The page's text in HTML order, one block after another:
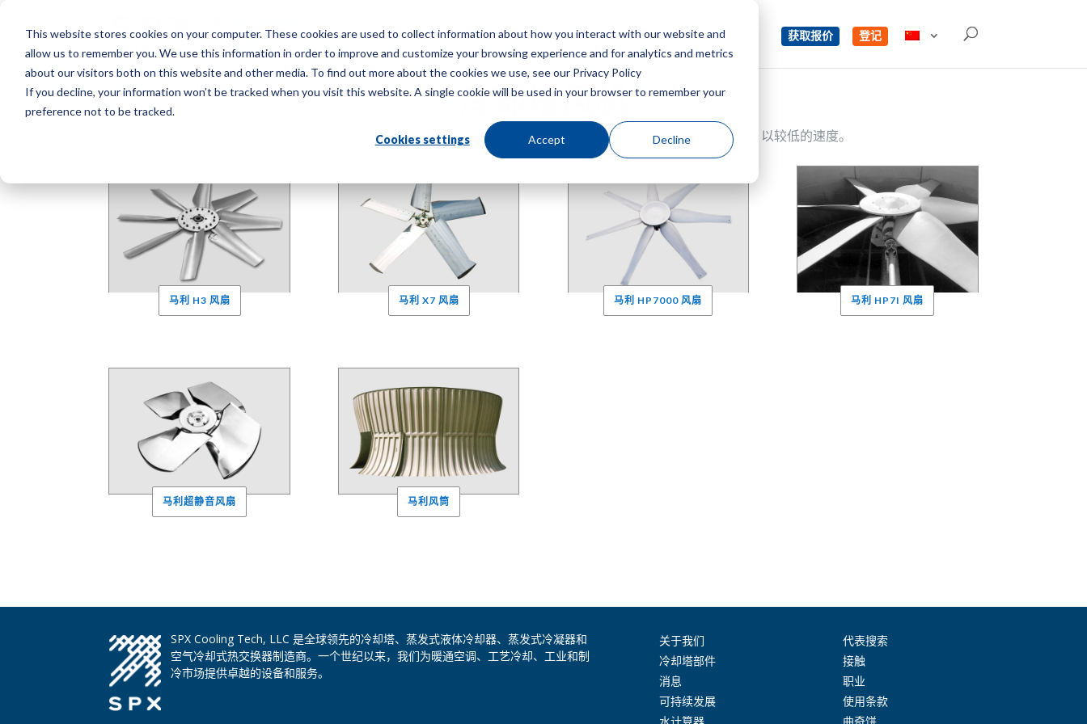
This website stores cookies on your computer. These cookies are used to collect information about how you interact with our website and
allow us to remember you. We use this information in order to improve and customize your browsing experience and for analytics and metrics
about our visitors both on this website and other media. To find out more about the cookies we use, see our Privacy Policy
If you decline, your information won’t be tracked when you visit this website. A single cookie will be used in your browser to remember your
preference not to be tracked.
Cookies settings Accept Decline
菜单 获取报价 登记
冷却塔风机
低噪音运行，Marley 风扇可提高冷却塔性能 卓越的空气流通和 压力能力 以较低的速度。
马利 H3 风扇 马利 X7 风扇 马利 HP7000 风扇 马利 HP7I 风扇
马利超静音风扇 马利风筒
SPX Cooling Tech, LLC 是全球领先的冷却塔、蒸发式液体冷却器、蒸发式冷凝器和
空气冷却式热交换器制造商。一个世纪以来，我们为暖通空调、工艺冷却、工业和制
冷市场提供卓越的设备和服务。
关于我们
冷却塔部件
消息
可持续发展
代表搜索
接触
职业
使用条款